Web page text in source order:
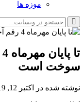
موزه ها
سوخت است
نوشته شده در اکتبر 12, 2019